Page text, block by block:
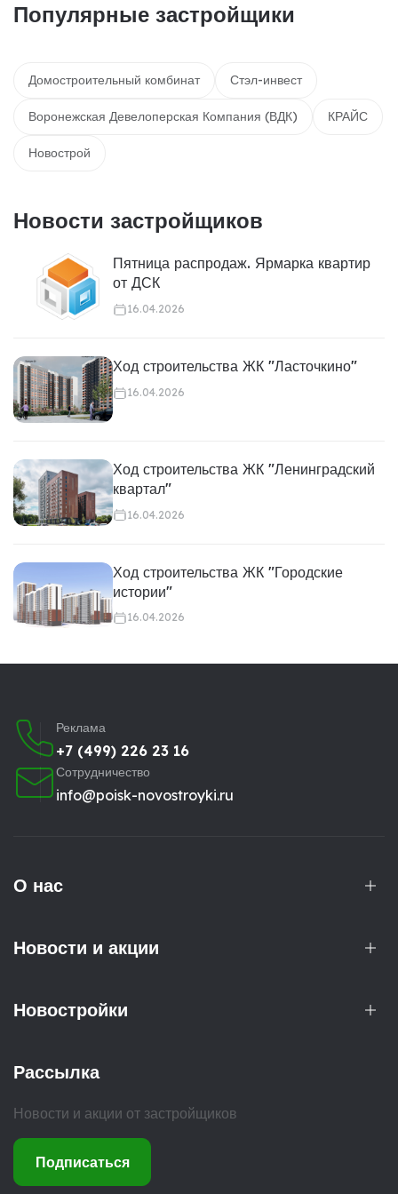
Популярные застройщики
Домостроительный комбинат Стэл-инвест
Воронежская Девелоперская Компания (ВДК) КРАЙС
Новострой
Новости застройщиков
Пятница распродаж. Ярмарка квартир
от ДСК
16.04.2026
Ход строительства ЖК "Ласточкино"
16.04.2026
Ход строительства ЖК "Ленинградский
квартал"
16.04.2026
Ход строительства ЖК "Городские
истории"
16.04.2026
Реклама
+7 (499) 226 23 16
Сотрудничество
info@poisk-novostroyki.ru
О нас
Новости и акции
Новостройки
Рассылка
Новости и акции от застройщиков
Подписаться